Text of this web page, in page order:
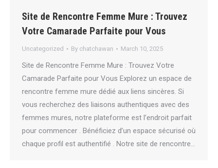
Site de Rencontre Femme Mure : Trouvez
Votre Camarade Parfaite pour Vous
Uncategorized By chatchawan March 10, 2025
Site de Rencontre Femme Mure : Trouvez Votre
Camarade Parfaite pour Vous Explorez un espace de
rencontre femme mure dédié aux liens sincères. Si
vous recherchez des liaisons authentiques avec des
femmes mures, notre plateforme est l’endroit parfait
pour commencer . Bénéficiez d’un espace sécurisé où
chaque profil est authentifié . Notre site de rencontre…